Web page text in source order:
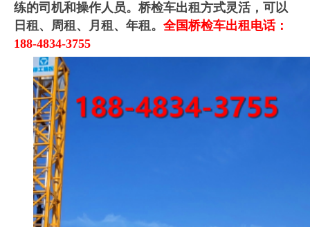
练的司机和操作人员。桥检车出租方式灵活，可以
日租、周租、月租、年租。 全国桥检车出租电话：
188-4834-3755